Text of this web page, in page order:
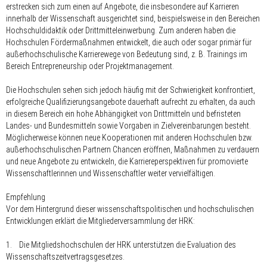
erstrecken sich zum einen auf Angebote, die insbesondere auf Karrieren
innerhalb der Wissenschaft ausgerichtet sind, beispielsweise in den Bereichen
Hochschuldidaktik oder Drittmitteleinwerbung. Zum anderen haben die
Hochschulen Fördermaßnahmen entwickelt, die auch oder sogar primär für
außerhochschulische Karrierewege von Bedeutung sind, z. B. Trainings im
Bereich Entrepreneurship oder Projektmanagement.
Die Hochschulen sehen sich jedoch häufig mit der Schwierigkeit konfrontiert,
erfolgreiche Qualifizierungsangebote dauerhaft aufrecht zu erhalten, da auch
in diesem Bereich ein hohe Abhängigkeit von Drittmitteln und befristeten
Landes- und Bundesmitteln sowie Vorgaben in Zielvereinbarungen besteht.
Möglicherweise können neue Kooperationen mit anderen Hochschulen bzw.
außerhochschulischen Partnern Chancen eröffnen, Maßnahmen zu verdauern
und neue Angebote zu entwickeln, die Karriereperspektiven für promovierte
Wissenschaftlerinnen und Wissenschaftler weiter vervielfältigen.
Empfehlung
Vor dem Hintergrund dieser wissenschaftspolitischen und hochschulischen
Entwicklungen erklärt die Mitgliederversammlung der HRK:
1. Die Mitgliedshochschulen der HRK unterstützen die Evaluation des
Wissenschaftszeitvertragsgesetzes.